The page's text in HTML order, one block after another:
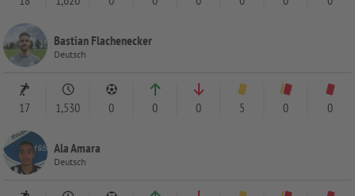
Bastian Flachenecker
Deutsch
17 1,530 0 0 0 5 0 0
Ala Amara
Deutsch